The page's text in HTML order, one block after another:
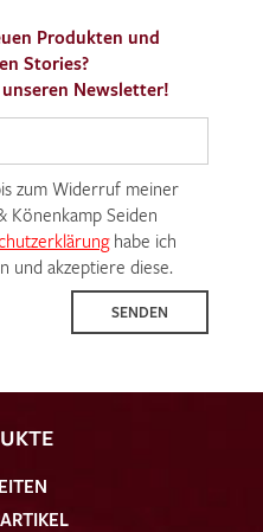
Produkten und
Stories?
Newsletter!
zum Widerruf meiner
Könenkamp Seiden
habe ich
und akzeptiere diese.
SENDEN